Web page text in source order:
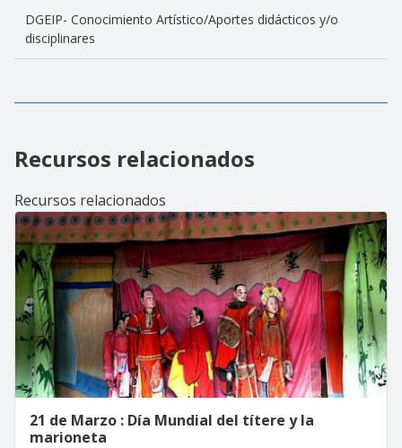
DGEIP- Conocimiento Artístico/Aportes didácticos y/o
disciplinares
Recursos relacionados
Recursos relacionados
21 de Marzo : Día Mundial del títere y la
marioneta